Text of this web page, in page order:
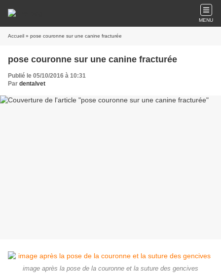
MENU
Accueil » pose couronne sur une canine fracturée
pose couronne sur une canine fracturée
Publié le 05/10/2016 à 10:31
Par dentalvet
image après la pose de la couronne et la suture des gencives